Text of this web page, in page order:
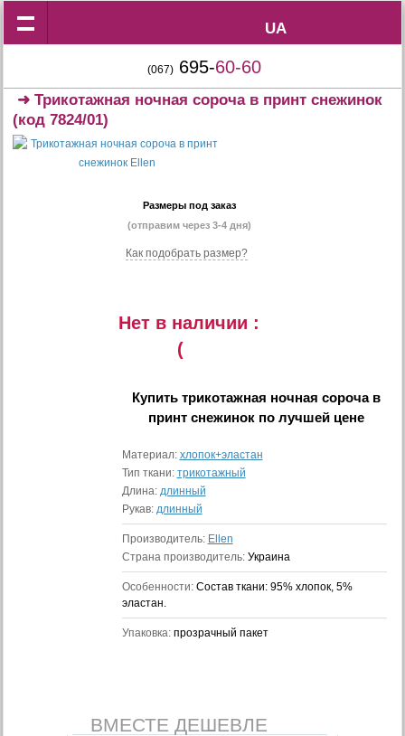
UA
UA
(067) 695-60-60
➜Трикотажная ночная сороча в принт снежинок
(код 7824/01)
Размеры под заказ
(отправим через 3-4 дня)
Как подобрать размер?
Нет в наличии :
(
Купитьтрикотажная ночная сороча в
принт снежинок по лучшей цене
Материал: хлопок+эластан
Тип ткани: трикотажный
Длина: длинный
Рукав: длинный
Производитель: Ellen
Страна производитель: Украина
Особенности: Состав ткани: 95% хлопок, 5%
эластан.
Упаковка: прозрачный пакет
ВМЕСТЕ ДЕШЕВЛЕ